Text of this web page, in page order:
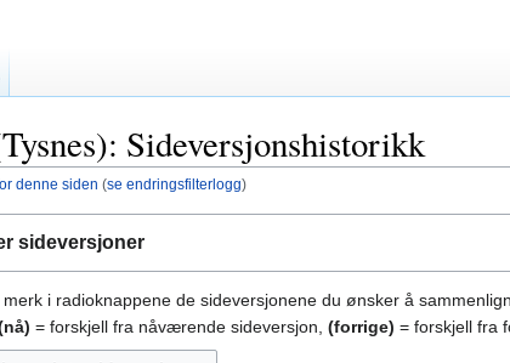
Sideversjonshistorikk
denne siden (se endringsfilterlogg)
sideversjoner
merk i radioknappene de sideversjonene du ønsker å
= forskjell fra nåværende sideversjon, (forrige) = forskjell fra